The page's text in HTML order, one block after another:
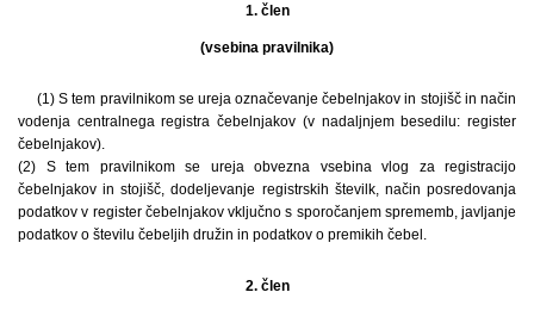
1. člen
(vsebina pravilnika)
(1) S tem pravilnikom se ureja označevanje čebelnjakov in stojišč in način
vodenja centralnega registra čebelnjakov (v nadaljnjem besedilu: register
čebelnjakov).
(2) S tem pravilnikom se ureja obvezna vsebina vlog za registracijo
čebelnjakov in stojišč, dodeljevanje registrskih številk, način posredovanja
podatkov v register čebelnjakov vključno s sporočanjem sprememb, javljanje
podatkov o številu čebeljih družin in podatkov o premikih čebel.
2. člen